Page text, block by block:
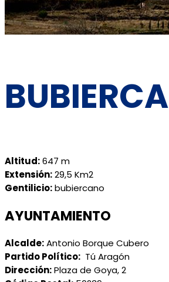
BUBIERCA
Altitud:647 m
Extensión:29,5 Km2
Gentilicio:bubiercano
AYUNTAMIENTO
Alcalde:Antonio Borque Cubero
Partido Político: Tú Aragón
Dirección:Plaza de Goya, 2